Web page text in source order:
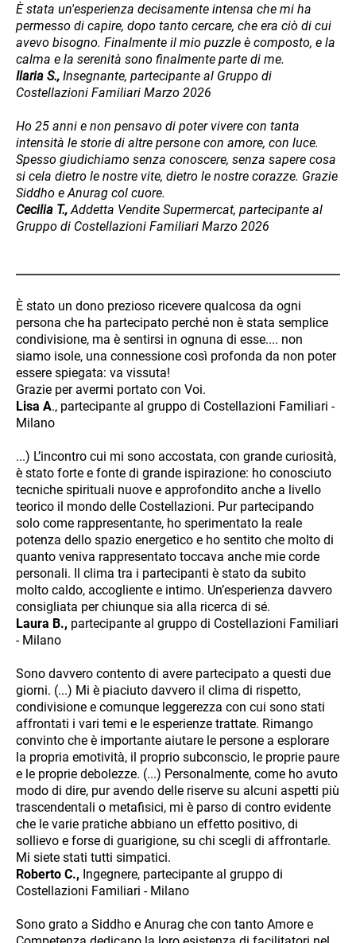
È stata un'esperienza decisamente intensa che mi ha
permesso di capire, dopo tanto cercare, che era ciò di cui
avevo bisogno. Finalmente il mio puzzle è composto, e la
calma e la serenità sono finalmente parte di me.
Ilaria S., Insegnante, partecipante al Gruppo di
Costellazioni Familiari Marzo 2026
Ho 25 anni e non pensavo di poter vivere con tanta
intensità le storie di altre persone con amore, con luce.
Spesso giudichiamo senza conoscere, senza sapere cosa
si cela dietro le nostre vite, dietro le nostre corazze. Grazie
Siddho e Anurag col cuore.
Cecilia T., Addetta Vendite Supermercat, partecipante al
Gruppo di Costellazioni Familiari Marzo 2026
È stato un dono prezioso ricevere qualcosa da ogni
persona che ha partecipato perché non è stata semplice
condivisione, ma è sentirsi in ognuna di esse.... non
siamo isole, una connessione così profonda da non poter
essere spiegata: va vissuta!
Grazie per avermi portato con Voi.
Lisa A., partecipante al gruppo di Costellazioni Familiari -
Milano
...) L’incontro cui mi sono accostata, con grande curiosità,
è stato forte e fonte di grande ispirazione: ho conosciuto
tecniche spirituali nuove e approfondito anche a livello
teorico il mondo delle Costellazioni. Pur partecipando
solo come rappresentante, ho sperimentato la reale
potenza dello spazio energetico e ho sentito che molto di
quanto veniva rappresentato toccava anche mie corde
personali. Il clima tra i partecipanti è stato da subito
molto caldo, accogliente e intimo. Un’esperienza davvero
consigliata per chiunque sia alla ricerca di sé.
Laura B., partecipante al gruppo di Costellazioni Familiari
- Milano
Sono davvero contento di avere partecipato a questi due
giorni. (...) Mi è piaciuto davvero il clima di rispetto,
condivisione e comunque leggerezza con cui sono stati
affrontati i vari temi e le esperienze trattate. Rimango
convinto che è importante aiutare le persone a esplorare
la propria emotività, il proprio subconscio, le proprie paure
e le proprie debolezze. (...) Personalmente, come ho avuto
modo di dire, pur avendo delle riserve su alcuni aspetti più
trascendentali o metafisici, mi è parso di contro evidente
che le varie pratiche abbiano un effetto positivo, di
sollievo e forse di guarigione, su chi scegli di affrontarle.
Mi siete stati tutti simpatici.
Roberto C., Ingegnere, partecipante al gruppo di
Costellazioni Familiari - Milano
Sono grato a Siddho e Anurag che con tanto Amore e